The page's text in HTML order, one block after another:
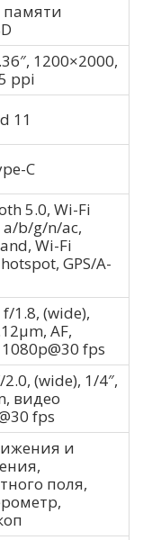
1200×2000,
ppi
11
C
5.0, Wi-Fi
a/b/g/n/ac,
Wi-Fi
GPS/A-
f/1.8, (wide),
AF,
fps
(wide), 1/4″,
видео
fps
и
поля,